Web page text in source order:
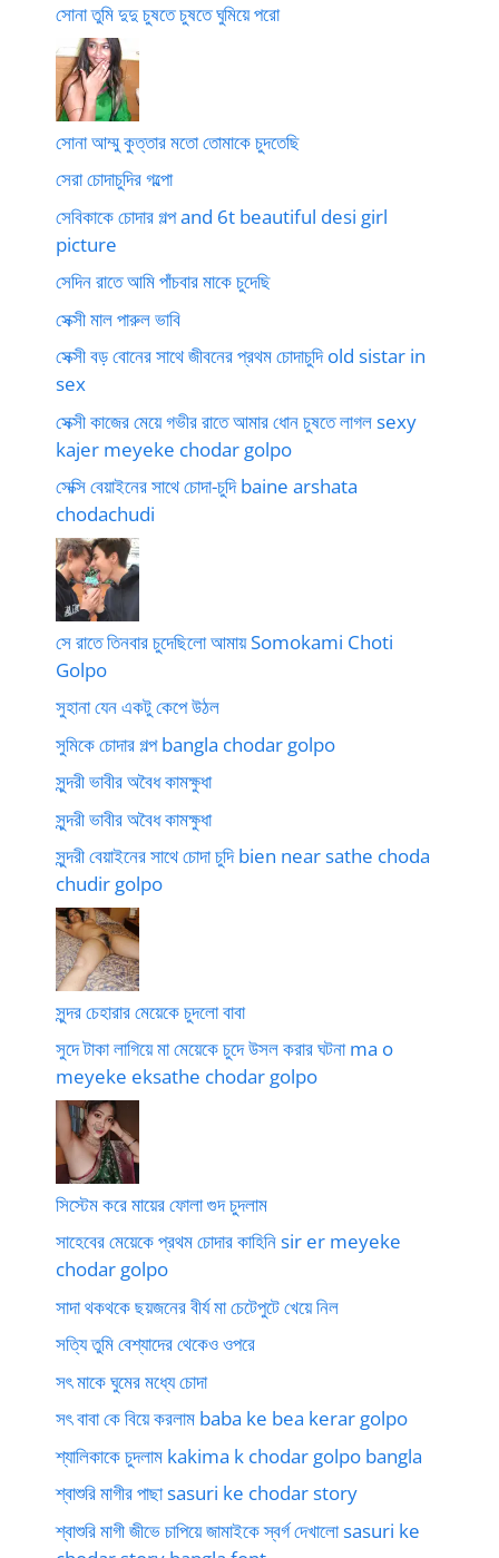
সোনা তুমি দুদু চুষতে চুষতে ঘুমিয়ে পরো
সোনা আম্মু কুত্তার মতো তোমাকে চুদতেছি
সেরা চোদাচুদির গল্পো
সেবিকাকে চোদার গল্প and 6t beautiful desi girl
picture
সেদিন রাতে আমি পাঁচবার মাকে চুদেছি
সেক্সী মাল পারুল ভাবি
সেক্সী বড় বোনের সাথে জীবনের প্রথম চোদাচুদি old sistar in
sex
সেক্সী কাজের মেয়ে গভীর রাতে আমার ধোন চুষতে লাগল sexy
kajer meyeke chodar golpo
সেক্সি বেয়াইনের সাথে চোদা-চুদি baine arshata
chodachudi
সে রাতে তিনবার চুদেছিলো আমায় Somokami Choti
Golpo
সুহানা যেন একটু কেপে উঠল
সুমিকে চোদার গল্প bangla chodar golpo
সুন্দরী ভাবীর অবৈধ কামক্ষুধা
সুন্দরী ভাবীর অবৈধ কামক্ষুধা
সুন্দরী বেয়াইনের সাথে চোদা চুদি bien near sathe choda
chudir golpo
সুন্দর চেহারার মেয়েকে চুদলো বাবা
সুদে টাকা লাগিয়ে মা মেয়েকে চুদে উসল করার ঘটনা ma o
meyeke eksathe chodar golpo
সিস্টেম করে মায়ের ফোলা গুদ চুদলাম
সাহেবের মেয়েকে প্রথম চোদার কাহিনি sir er meyeke
chodar golpo
সাদা থকথকে ছয়জনের বীর্য মা চেটেপুটে খেয়ে নিল
সত্যি তুমি বেশ্যাদের থেকেও ওপরে
সৎ মাকে ঘুমের মধ্যে চোদা
সৎ বাবা কে বিয়ে করলাম baba ke bea kerar golpo
শ্যালিকাকে চুদলাম kakima k chodar golpo bangla
শ্বাশুরি মাগীর পাছা sasuri ke chodar story
শ্বাশুরি মাগী জীভে চাপিয়ে জামাইকে স্বর্গ দেখালো sasuri ke